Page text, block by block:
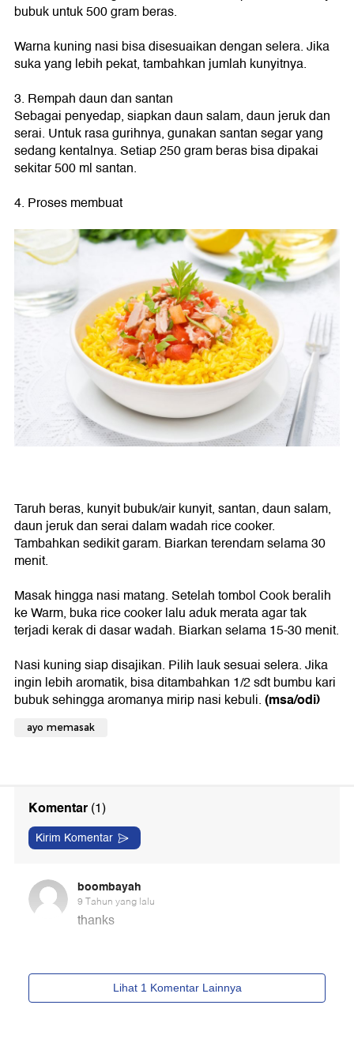
bubuk untuk 500 gram beras.
Warna kuning nasi bisa disesuaikan dengan selera. Jika
suka yang lebih pekat, tambahkan jumlah kunyitnya.
3. Rempah daun dan santan
Sebagai penyedap, siapkan daun salam, daun jeruk dan
serai. Untuk rasa gurihnya, gunakan santan segar yang
sedang kentalnya. Setiap 250 gram beras bisa dipakai
sekitar 500 ml santan.
4. Proses membuat
Taruh beras, kunyit bubuk/air kunyit, santan, daun salam,
daun jeruk dan serai dalam wadah rice cooker.
Tambahkan sedikit garam. Biarkan terendam selama 30
menit.
Masak hingga nasi matang. Setelah tombol Cook beralih
ke Warm, buka rice cooker lalu aduk merata agar tak
terjadi kerak di dasar wadah. Biarkan selama 15-30 menit.
Nasi kuning siap disajikan. Pilih lauk sesuai selera. Jika
ingin lebih aromatik, bisa ditambahkan 1/2 sdt bumbu kari
bubuk sehingga aromanya mirip nasi kebuli.(msa/odi)
ayo memasak